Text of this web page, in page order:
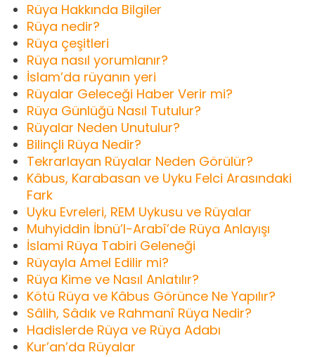
Rüya Hakkında Bilgiler
Rüya nedir?
Rüya çeşitleri
Rüya nasıl yorumlanır?
İslam’da rüyanın yeri
Rüyalar Geleceği Haber Verir mi?
Rüya Günlüğü Nasıl Tutulur?
Rüyalar Neden Unutulur?
Bilinçli Rüya Nedir?
Tekrarlayan Rüyalar Neden Görülür?
Kâbus, Karabasan ve Uyku Felci Arasındaki
Fark
Uyku Evreleri, REM Uykusu ve Rüyalar
Muhyiddin İbnü’l-Arabî’de Rüya Anlayışı
İslami Rüya Tabiri Geleneği
Rüyayla Amel Edilir mi?
Rüya Kime ve Nasıl Anlatılır?
Kötü Rüya ve Kâbus Görünce Ne Yapılır?
Sâlih, Sâdık ve Rahmanî Rüya Nedir?
Hadislerde Rüya ve Rüya Adabı
Kur’an’da Rüyalar